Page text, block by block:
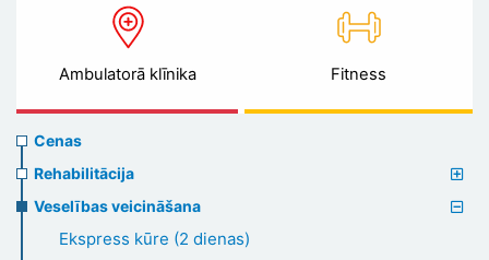
Ambulatorā klīnika Fitness
Prices
menu
Cenas
Rehabilitācija
Veselības veicināšana
Ekspress kūre (2 dienas)